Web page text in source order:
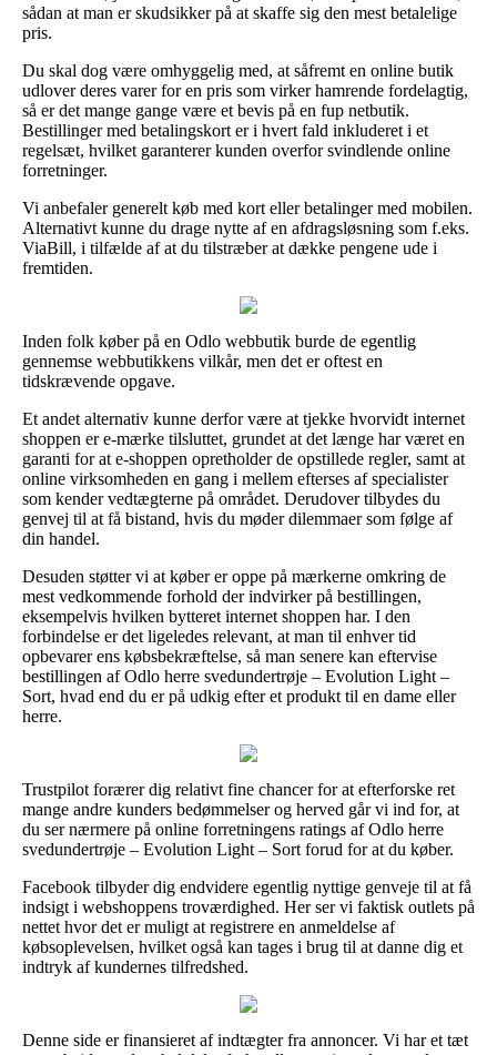
sådan at man er skudsikker på at skaffe sig den mest betalelige
pris.
Du skal dog være omhyggelig med, at såfremt en online butik
udlover deres varer for en pris som virker hamrende fordelagtig,
så er det mange gange være et bevis på en fup netbutik.
Bestillinger med betalingskort er i hvert fald inkluderet i et
regelsæt, hvilket garanterer kunden overfor svindlende online
forretninger.
Vi anbefaler generelt køb med kort eller betalinger med mobilen.
Alternativt kunne du drage nytte af en afdragsløsning som f.eks.
ViaBill, i tilfælde af at du tilstræber at dække pengene ude i
fremtiden.
Inden folk køber på en Odlo webbutik burde de egentlig
gennemse webbutikkens vilkår, men det er oftest en
tidskrævende opgave.
Et andet alternativ kunne derfor være at tjekke hvorvidt internet
shoppen er e-mærke tilsluttet, grundet at det længe har været en
garanti for at e-shoppen opretholder de opstillede regler, samt at
online virksomheden en gang i mellem efterses af specialister
som kender vedtægterne på området. Derudover tilbydes du
genvej til at få bistand, hvis du møder dilemmaer som følge af
din handel.
Desuden støtter vi at køber er oppe på mærkerne omkring de
mest vedkommende forhold der indvirker på bestillingen,
eksempelvis hvilken bytteret internet shoppen har. I den
forbindelse er det ligeledes relevant, at man til enhver tid
opbevarer ens købsbekræftelse, så man senere kan eftervise
bestillingen af Odlo herre svedundertrøje – Evolution Light –
Sort, hvad end du er på udkig efter et produkt til en dame eller
herre.
Trustpilot forærer dig relativt fine chancer for at efterforske ret
mange andre kunders bedømmelser og herved går vi ind for, at
du ser nærmere på online forretningens ratings af Odlo herre
svedundertrøje – Evolution Light – Sort forud for at du køber.
Facebook tilbyder dig endvidere egentlig nyttige genveje til at få
indsigt i webshoppens troværdighed. Her ser vi faktisk outlets på
nettet hvor det er muligt at registrere en anmeldelse af
købsoplevelsen, hvilket også kan tages i brug til at danne dig et
indtryk af kundernes tilfredshed.
Denne side er finansieret af indtægter fra annoncer. Vi har et tæt